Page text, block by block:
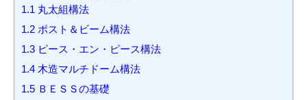
1.1 丸太組構法
1.2 ポスト＆ビーム構法
1.3 ピース・エン・ピース構法
1.4 木造マルチドーム構法
1.5 ＢＥＳＳの基礎